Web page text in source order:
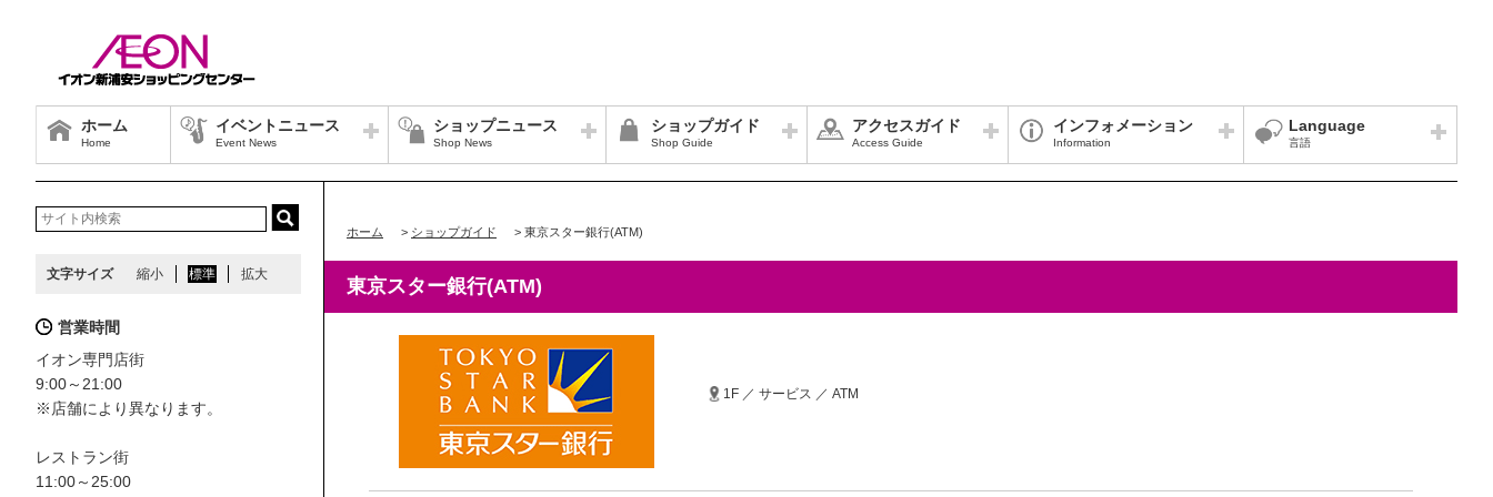
ホーム
Home
イベントニュース
Event News
ショップニュース
Shop News
ショップガイド
Shop Guide
アクセスガイド
Access Guide
インフォメーション
Information
Language
言語
ホーム > ショップガイド > 東京スター銀行(ATM)
東京スター銀行(ATM)
1F ／ サービス ／ ATM
文字サイズ 縮小 標準 拡大
営業時間
イオン専門店街
9:00～21:00
※店舗により異なります。
レストラン街
11:00～25:00